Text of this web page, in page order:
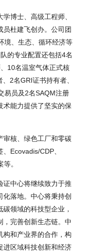
博士、高级工程师、
员杜建飞创办。公司团
境、生态、循环经济等
的专业配置还包括4名
10名温室气体正式核
2名GRI证书持有者、
易员及2名SAQM注册
术能力提供了坚实的保
审核、绿色工厂和零碳
Ecovadis/CDP、
。
证中心将继续致力于推
落地。中心将秉持创
领域的科技型企业，
，完善创新生态链。中
构和产业界的合作，构
进区域科技创新和经济